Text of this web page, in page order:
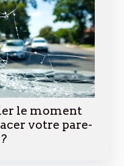
le moment
votre pare-